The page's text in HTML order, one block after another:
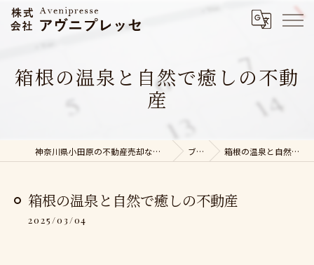
箱根の温泉と自然で癒しの不動
産
神奈川県小田原の不動産売却なら株式会社アヴニプレッセ ブログ 箱根の温泉と自然で癒しの不動産
箱根の温泉と自然で癒しの不動産
2025/03/04